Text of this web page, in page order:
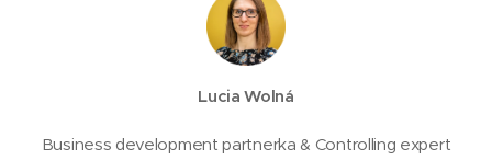
Lucia Wolná
Business development partnerka & Controlling expert